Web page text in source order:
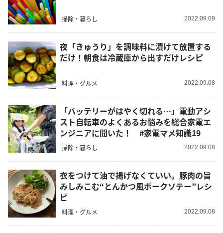
掃除・暮らし 2022.09.09
夜「きゅうり」を調味料に漬けて放置する
だけ！朝食は冷蔵庫から出すだけレシピ
料理・グルメ 2022.09.08
「バッテリーがはやく切れる…」電動アシ
スト自転車のよくあるお悩みを総合家電エ
ンジニアに聞いた！ #家電マメ知識19
掃除・暮らし 2022.09.08
衣をつけて油で揚げなくていい。豚肉の旨
みしみこむ“とんかつ風ポークソテー”レシ
ピ
料理・グルメ 2022.09.08